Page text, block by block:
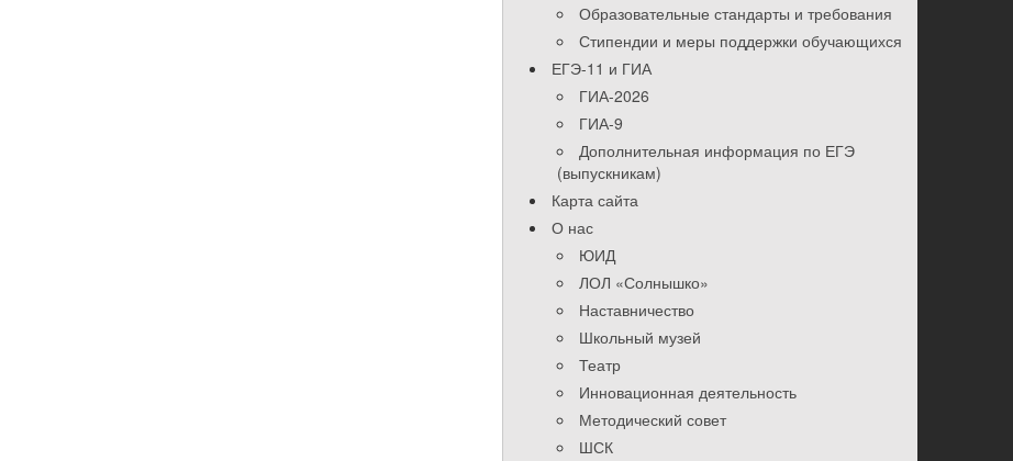
Образовательные стандарты и требования
Стипендии и меры поддержки обучающихся
ЕГЭ-11 и ГИА
ГИА-2026
ГИА-9
Дополнительная информация по ЕГЭ
(выпускникам)
Карта сайта
О нас
ЮИД
ЛОЛ «Солнышко»
Наставничество
Школьный музей
Театр
Инновационная деятельность
Методический совет
ШСК